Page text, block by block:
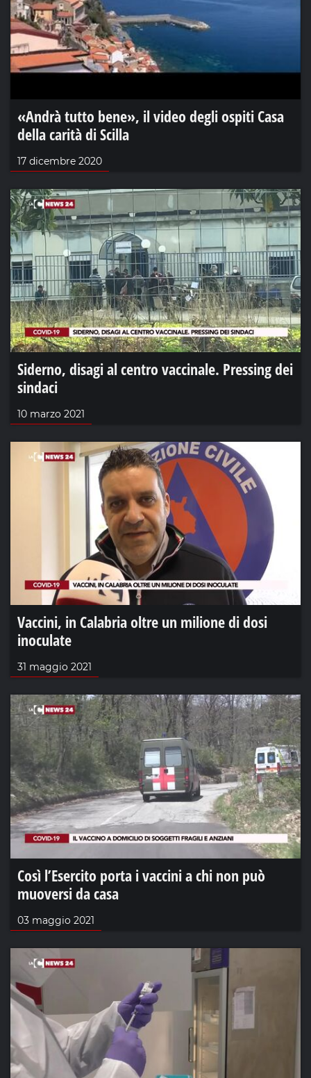
«Andrà tutto bene», il video degli ospiti Casa
della carità di Scilla
17 dicembre 2020
Siderno, disagi al centro vaccinale. Pressing dei
sindaci
10 marzo 2021
Vaccini, in Calabria oltre un milione di dosi
inoculate
31 maggio 2021
Così l’Esercito porta i vaccini a chi non può
muoversi da casa
03 maggio 2021